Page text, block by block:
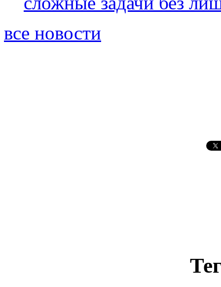
все новости